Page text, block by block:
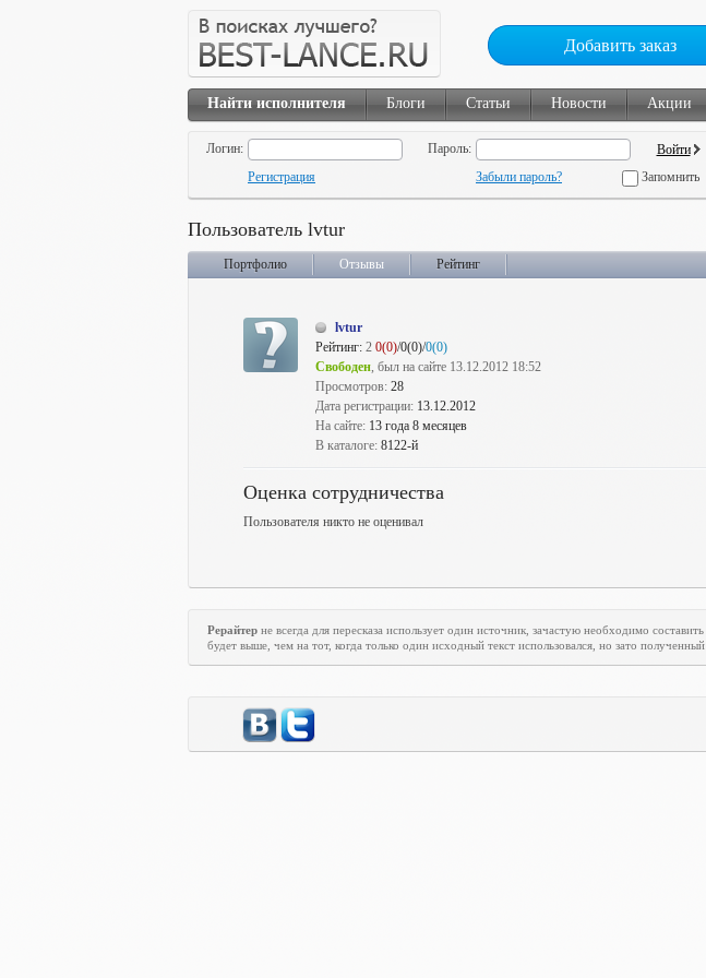
Добавить заказ
Найти исполнителя Блоги Статьи Новости Акции
Логин:
Пароль:
Регистрация
Забыли пароль? Запомнить
Пользователь lvtur
Портфолио Отзывы Рейтинг
lvtur
Рейтинг: 2 0(0)/0(0)/0(0)
Свободен, был на сайте 13.12.2012 18:52
Просмотров: 28
Дата регистрации: 13.12.2012
На сайте: 13 года 8 месяцев
В каталоге: 8122-й
Оценка сотрудничества
Пользователя никто не оценивал
Рерайтер не всегда для пересказа использует один источник, зачастую необходимо составить
будет выше, чем на тот, когда только один исходный текст использовался, но зато полученный